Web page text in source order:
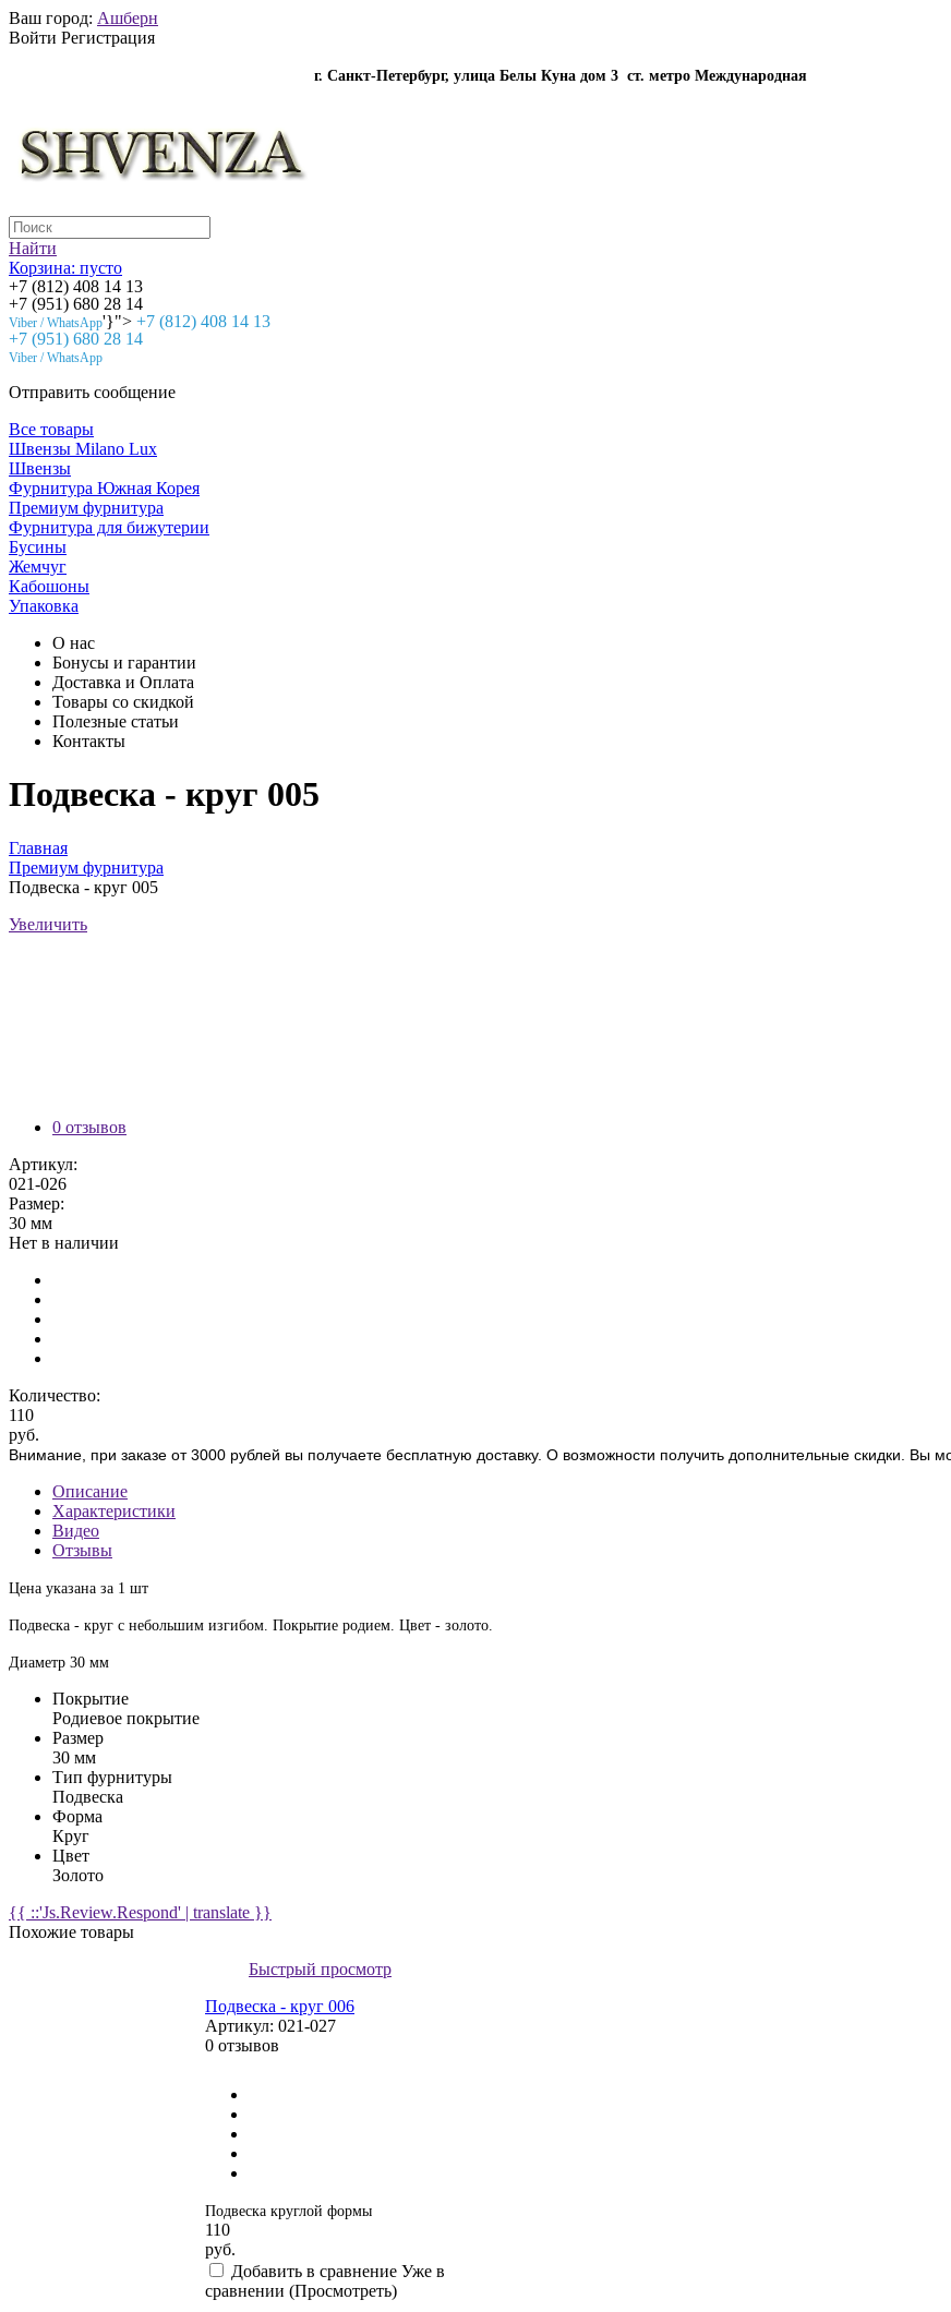
Ваш город: Ашберн
Войти Регистрация
г. Санкт-Петербург, улица Белы Куна дом 3 ст. метро Международная
Найти
Корзина: пусто
+7 (812) 408 14 13
+7 (951) 680 28 14
Viber / WhatsApp'}"> +7 (812) 408 14 13
+7 (951) 680 28 14
Viber / WhatsApp
Отправить сообщение
Все товары
Швензы Milano Lux
Швензы
Фурнитура Южная Корея
Премиум фурнитура
Фурнитура для бижутерии
Бусины
Жемчуг
Кабошоны
Упаковка
О нас
Бонусы и гарантии
Доставка и Оплата
Товары со скидкой
Полезные статьи
Контакты
Подвеска - круг 005
Главная
Премиум фурнитура
Подвеска - круг 005
Увеличить
0 отзывов
Артикул:
021-026
Размер:
30 мм
Нет в наличии
Количество:
110
руб.
Внимание, при заказе от 3000 рублей вы получаете бесплатную доставку. О возможности получить дополнительные скидки. Вы
Описание
Характеристики
Видео
Отзывы
Цена указана за 1 шт
Подвеска - круг с небольшим изгибом. Покрытие родием. Цвет - золото.
Диаметр 30 мм
Покрытие
Родиевое покрытие
Размер
30 мм
Тип фурнитуры
Подвеска
Форма
Круг
Цвет
Золото
{{ ::'Js.Review.Respond' | translate }}
Похожие товары
Быстрый просмотр
Подвеска - круг 006
Артикул: 021-027
0 отзывов
Подвеска круглой формы
110
руб.
Добавить в сравнение Уже в
сравнении (Просмотреть)